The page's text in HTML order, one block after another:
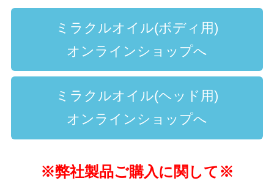
ミラクルオイル(ボディ用)
オンラインショップへ
ミラクルオイル(ヘッド用)
オンラインショップへ
※弊社製品ご購入に関して※